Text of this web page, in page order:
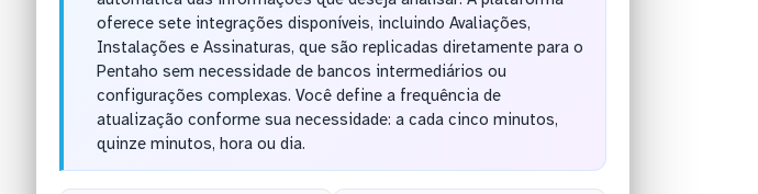
oferece sete integrações disponíveis, incluindo Avaliações,
Instalações e Assinaturas, que são replicadas diretamente para o
Pentaho sem necessidade de bancos intermediários ou
configurações complexas. Você define a frequência de
atualização conforme sua necessidade: a cada cinco minutos,
quinze minutos, hora ou dia.